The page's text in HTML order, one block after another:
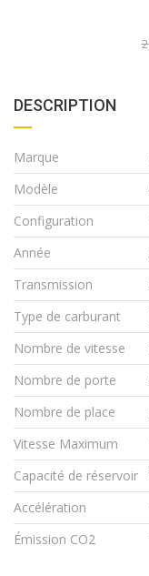
DESCRIPTION
Marque
Modèle
Configuration
Année
Transmission
Type de carburant
Nombre de vitesse
Nombre de porte
Nombre de place
Vitesse Maximum
Capacité de réservoir
Accélération
Émission CO2